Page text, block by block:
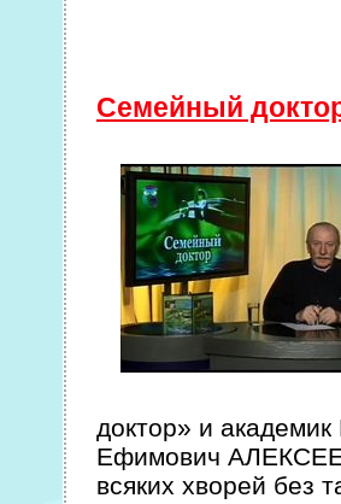
Семейный
доктор» и
Ефимович
всяких хворей без